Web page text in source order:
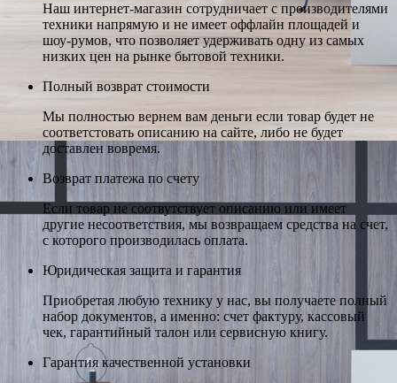
Наш интернет-магазин сотрудничает с производителями
техники напрямую и не имеет оффлайн площадей и
шоу-румов, что позволяет удерживать одну из самых
низких цен на рынке бытовой техники.
Полный возврат стоимости
Мы полностью вернем вам деньги если товар будет не
соответстовать описанию на сайте, либо не будет
доставлен вовремя.
Возврат платежа по счету
Если товар не соотвутствует описанию или имеет
другие несоответствия, мы возвращаем средства на счет,
с которого производилась оплата.
Юридическая защита и гарантия
Приобретая любую технику у нас, вы получаете полный
набор документов, а именно: счет фактуру, кассовый
чек, гарантийный талон или сервисную книгу.
Гарантия качественной установки